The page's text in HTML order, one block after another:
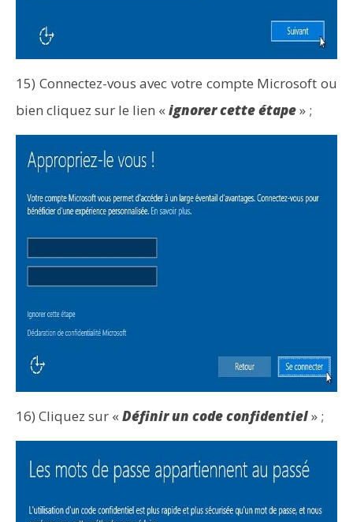
15) Connectez-vous avec votre compte Microsoft ou
bien cliquez sur le lien « ignorer cette étape» ;
16) Cliquez sur « Définir un code confidentiel» ;